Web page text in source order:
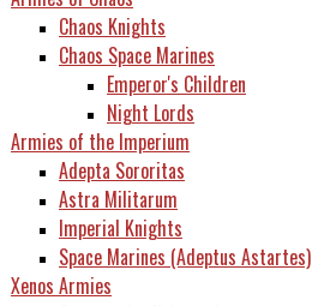
Chaos Knights
Chaos Space Marines
Emperor's Children
Night Lords
Armies of the Imperium
Adepta Sororitas
Astra Militarum
Imperial Knights
Space Marines (Adeptus Astartes)
Xenos Armies